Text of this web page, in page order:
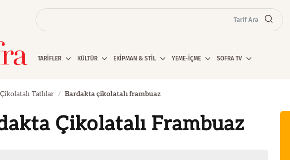
Tarif Ara
TARİFLER KÜLTÜR EKİPMAN & STİL YEME-İÇME SOFRA TV
Çikolatalı Tatlılar Bardakta çikolatalı frambuaz
Çikolatalı Frambuaz